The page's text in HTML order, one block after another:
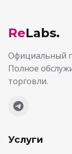
ReLabs.
Официальный
Полное
торговли.
Услуги